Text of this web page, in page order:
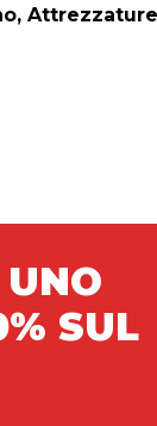
UNO
SUL